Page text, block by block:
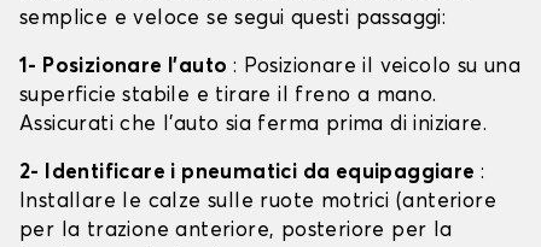
semplice e veloce se segui questi passaggi:
1- Posizionare l'auto : Posizionare il veicolo su una
superficie stabile e tirare il freno a mano.
Assicurati che l'auto sia ferma prima di iniziare.
2- Identificare i pneumatici da equipaggiare :
Installare le calze sulle ruote motrici (anteriore
per la trazione anteriore, posteriore per la